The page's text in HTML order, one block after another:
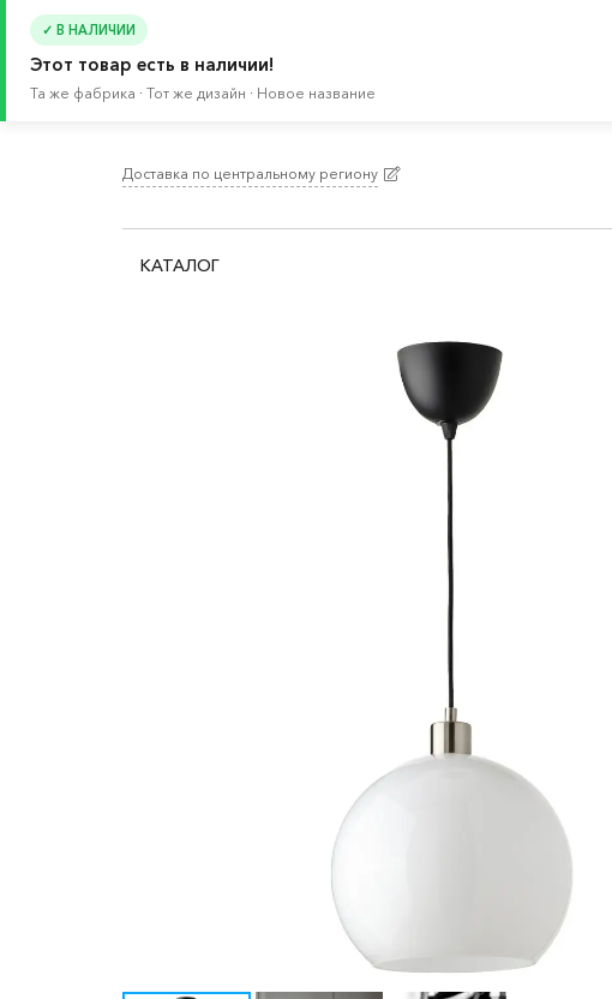
✓ В НАЛИЧИИ
Этот товар есть в наличии!
Та же фабрика · Тот же дизайн · Новое название
Доставка по центральному региону
КАТАЛОГ